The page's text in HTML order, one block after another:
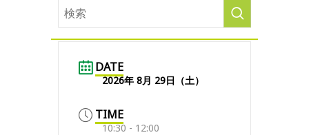
DATE
2026年 8月 29日（土）
TIME
10:30 - 12:00